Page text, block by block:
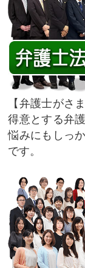
弁護士がさ
得意とする弁
悩みにもしっ
です。